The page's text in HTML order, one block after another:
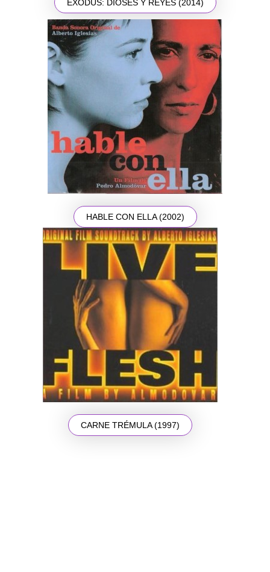
CARNE TRÉMULA (1997)
HABLE CON ELLA (2002)
EXODUS: DIOSES Y REYES (2014)